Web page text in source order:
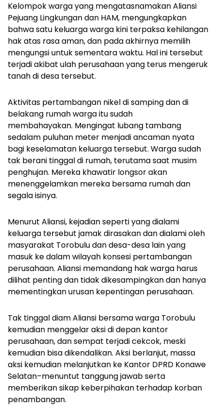
Kelompok warga yang mengatasnamakan Aliansi
Pejuang Lingkungan dan HAM, mengungkapkan
bahwa satu keluarga warga kini terpaksa kehilangan
hak atas rasa aman, dan pada akhirnya memilih
mengungsi untuk sementara waktu. Hal ini tersebut
terjadi akibat ulah perusahaan yang terus mengeruk
tanah di desa tersebut.
Aktivitas pertambangan nikel di samping dan di
belakang rumah warga itu sudah
membahayakan. Mengingat lubang tambang
sedalam puluhan meter menjadi ancaman nyata
bagi keselamatan keluarga tersebut. Warga sudah
tak berani tinggal di rumah, terutama saat musim
penghujan. Mereka khawatir longsor akan
menenggelamkan mereka bersama rumah dan
segala isinya.
Menurut Aliansi, kejadian seperti yang dialami
keluarga tersebut jamak dirasakan dan dialami oleh
masyarakat Torobulu dan desa-desa lain yang
masuk ke dalam wilayah konsesi pertambangan
perusahaan. Aliansi memandang hak warga harus
dilihat penting dan tidak dikesampingkan dan hanya
mementingkan urusan kepentingan perusahaan.
Tak tinggal diam Aliansi bersama warga Torobulu
kemudian menggelar aksi di depan kantor
perusahaan, dan sempat terjadi cekcok, meski
kemudian bisa dikendalikan. Aksi berlanjut, massa
aksi kemudian melanjutkan ke Kantor DPRD Konawe
Selatan–menuntut tanggung jawab serta
memberikan sikap keberpihakan terhadap korban
penambangan.